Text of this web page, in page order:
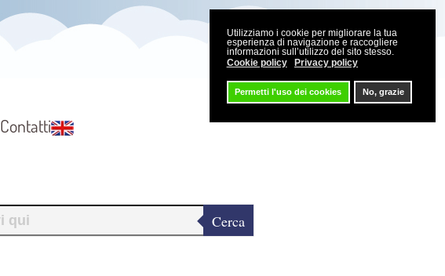
Utilizziamo i cookie per migliorare la tua
esperienza di navigazione e raccogliere
informazioni sull’utilizzo del sito stesso.
Cookie policy
Privacy policy
Permetti l'uso dei cookies No, grazie
Contatti
Cerca